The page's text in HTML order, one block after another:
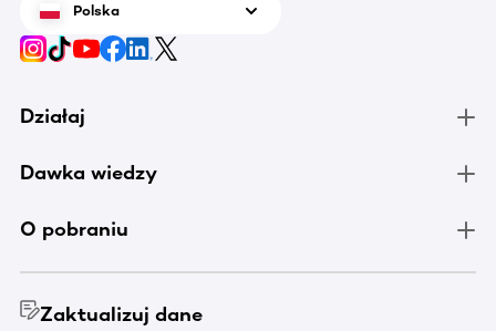
Polska
Działaj
Dawka wiedzy
O pobraniu
Zaktualizuj dane